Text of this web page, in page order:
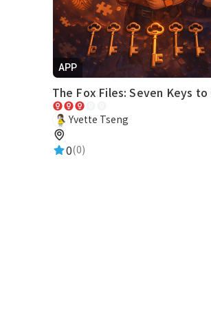
APP
Yvette Tseng
0(0)